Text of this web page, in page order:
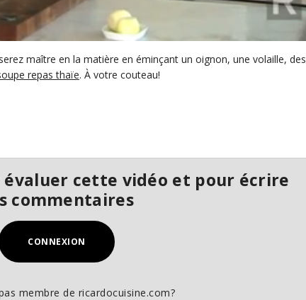
maître en la matière en éminçant un oignon, une volaille, des
repas thaïe. À votre couteau!
évaluer cette vidéo et pour écrire
commentaires
CONNEXION
membre de ricardocuisine.com?